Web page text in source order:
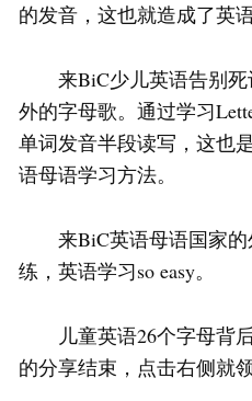
的发音，这也就造成了英
来BiC少儿英语告别死
外的字母歌。通过学习
单词发音半段读写，这也
语母语学习方法。
来BiC英语母语国家的
练，英语学习so easy。
儿童英语26个字母背
的分享结束，点击右侧就